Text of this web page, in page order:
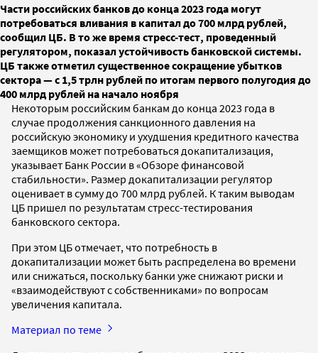
Части российских банков до конца 2023 года могут
потребоваться вливания в капитал до 700 млрд рублей,
сообщил ЦБ. В то же время стресс-тест, проведенный
регулятором, показал устойчивость банковской системы.
ЦБ также отметил существенное сокращение убытков
сектора — с 1,5 трлн рублей по итогам первого полугодия до
400 млрд рублей на начало ноября
Некоторым российским банкам до конца 2023 года в
случае продолжения санкционного давления на
российскую экономику и ухудшения кредитного качества
заемщиков может потребоваться докапитализация,
указывает Банк России в «Обзоре финансовой
стабильности». Размер докапитализации регулятор
оценивает в сумму до 700 млрд рублей. К таким выводам
ЦБ пришел по результатам стресс-тестирования
банковского сектора.
При этом ЦБ отмечает, что потребность в
докапитализации может быть распределена во времени
или снижаться, поскольку банки уже снижают риски и
«взаимодействуют с собственниками» по вопросам
увеличения капитала.
Материал по теме